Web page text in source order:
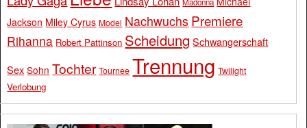
Madonna
Jackson Miley Cyrus Model Nachwuchs Premiere
Rihanna Robert Pattinson Scheidung Schwangerschaft
Sex Sohn Tochter Tournee Trennung Twilight
Verlobung